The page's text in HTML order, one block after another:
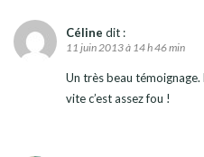
Céline dit :
11 juin 2013 à 14 h 46 min
Un très beau
vite c’est assez fou !